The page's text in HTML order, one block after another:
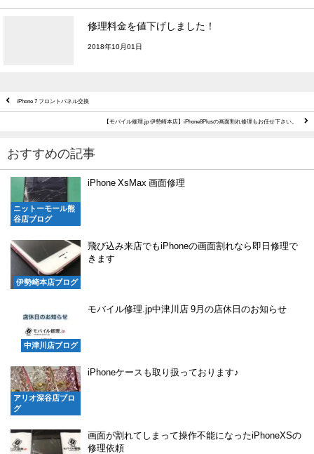
修理料金を値下げしました！
2018年10月01日
iPhone 7 フロントパネル交換
【モバイル修理.jp 伊勢崎本店】iPhone8Plusの画面割れ修理もお任せ下さい。
おすすめの記事
ニットーモール熊
谷店ブログ
iPhone XsMax 画面修理
伊勢崎本店ブログ
飛び込み来店でもiPhoneの画面割れなら即日修理で
きます
中津川店ブログ
モバイル修理.jp中津川店 9月の店休日のお知らせ
アリオ深谷店ブロ
グ
iPhoneケースも取り扱っております♪
画面が割れてしまって操作不能になったiPhoneXSの
修理依頼